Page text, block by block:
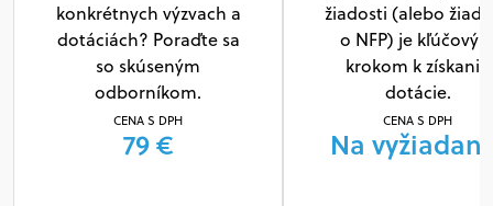
konkrétnych výzvach a
dotáciách? Poraďte sa
so skúseným
odborníkom.
CENA S DPH
79 €
žiadosti (alebo
o NFP) je
krokom k získaniu
dotácie.
CENA S DPH
Na